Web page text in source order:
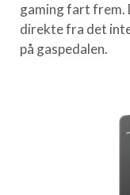
gaming fart frem.
direkte fra det
på gaspedalen.